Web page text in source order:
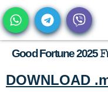
Good Fortune 2025
DOWNLOAD